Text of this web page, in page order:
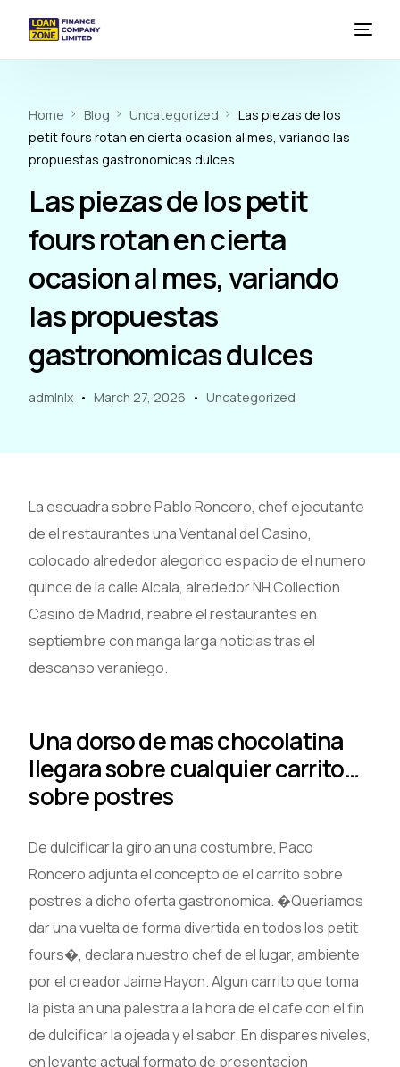
Home Blog Uncategorized
Las piezas de los
petit fours rotan en cierta ocasion al mes, variando las
propuestas gastronomicas dulces
Las piezas de los petit
fours rotan en cierta
ocasion al mes, variando
las propuestas
gastronomicas dulces
admlnlx March 27, 2026 Uncategorized
La escuadra sobre Pablo Roncero, chef ejecutante
de el restaurantes una Ventanal del Casino,
colocado alrededor alegorico espacio de el numero
quince de la calle Alcala, alrededor NH Collection
Casino de Madrid, reabre el restaurantes en
septiembre con manga larga noticias tras el
descanso veraniego.
Una dorso de mas chocolatina
llegara sobre cualquier carrito…
sobre postres
De dulcificar la giro an una costumbre, Paco
Roncero adjunta el concepto de el carrito sobre
postres a dicho oferta gastronomica. �Queriamos
dar una vuelta de forma divertida en todos los petit
fours�, declara nuestro chef de el lugar, ambiente
por el creador Jaime Hayon. Algun carrito que toma
la pista an una palestra a la hora de el cafe con el fin
de dulcificar la ojeada y el sabor. En dispares niveles,
en levante actual formato de presentacion
LOAN
AGENCY BANKING
WEALTH MANAGEMENT